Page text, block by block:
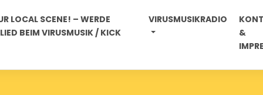
LOCAL SCENE! – WERDE
BEIM VIRUSMUSIK / KICK
VIRUSMUSIKRADIO
&